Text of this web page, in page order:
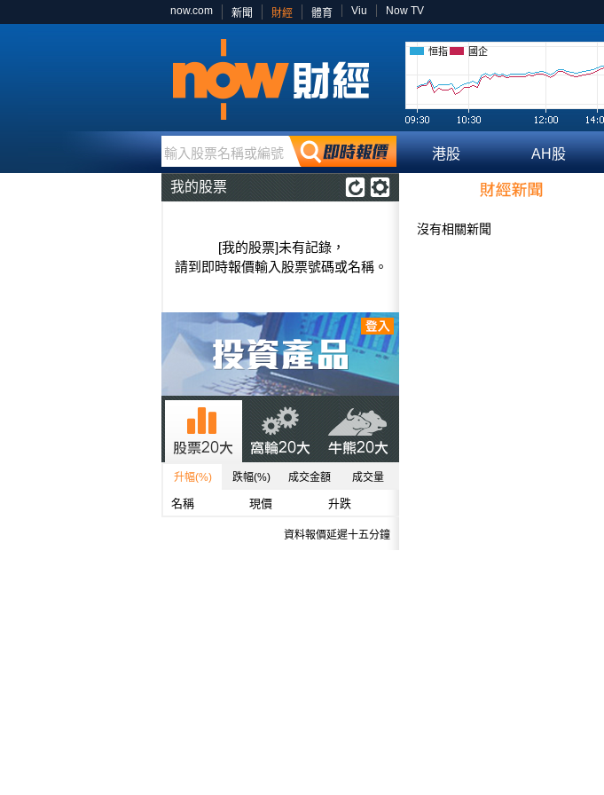
now.com 新聞 財經 體育 Viu Now TV
恒指 國企
輸入股票名稱或編號 港股 AH股
我的股票
[我的股票]未有記錄，
請到即時報價輸入股票號碼或名稱。
升幅(%) 跌幅(%) 成交金額 成交量
名稱 現價 升跌
資料報價延遲十五分鐘
沒有相關新聞